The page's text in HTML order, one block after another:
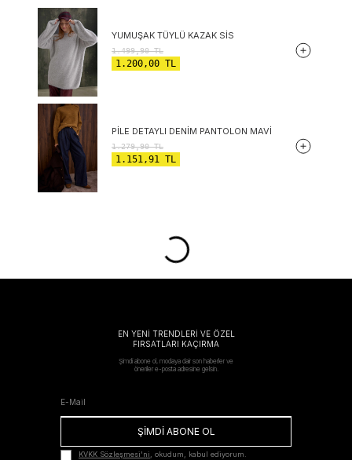
YUMUŞAK TÜYLÜ KAZAK SIS
1.499,90TL
1.200,00 TL
PILE DETAYLI DENIM PANTOLON MAVI
1.279,90TL
1.151,91 TL
EN YENİ TRENDLERİ VE ÖZEL
FIRSATLARI KAÇIRMA
Şimdi abone ol, modaya dair son haberler ve
öneriler e-posta adresine gelsin.
ŞİMDİ ABONE OL
KVKK Sözleşmesi'ni, okudum, kabul ediyorum.